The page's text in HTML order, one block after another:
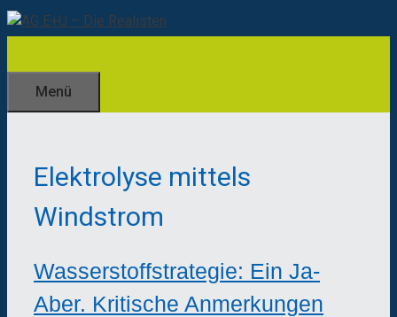
Zum
Inhalt
Menü
Elektrolyse mittels
Windstrom
Wasserstoffstrategie: Ein Ja-
Aber. Kritische Anmerkungen